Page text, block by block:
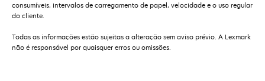
consumíveis, intervalos de carregamento de papel, velocidade e o uso regular
do cliente.
Todas as informações estão sujeitas a alteração sem aviso prévio. A Lexmark
não é responsável por quaisquer erros ou omissões.